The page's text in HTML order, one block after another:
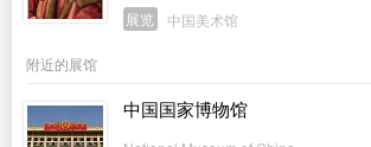
展览
中国美术馆
附近的展馆
中国国家博物馆